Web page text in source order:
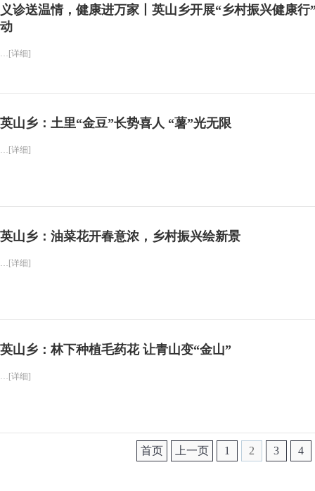
义诊送温情，健康进万家丨英山乡开展“乡村振兴健康行
动
…[详细]
英山乡：土里“金豆”长势喜人 “薯”光无限
…[详细]
英山乡：油菜花开春意浓，乡村振兴绘新景
…[详细]
英山乡：林下种植毛药花 让青山变“金山”
…[详细]
首页 上一页 1 2 3 4